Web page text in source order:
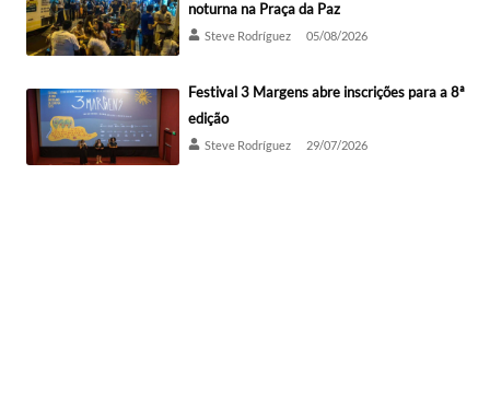
noturna na Praça da Paz
Steve Rodríguez 05/08/2026
Festival 3 Margens abre inscrições para a 8ª
edição
Steve Rodríguez 29/07/2026